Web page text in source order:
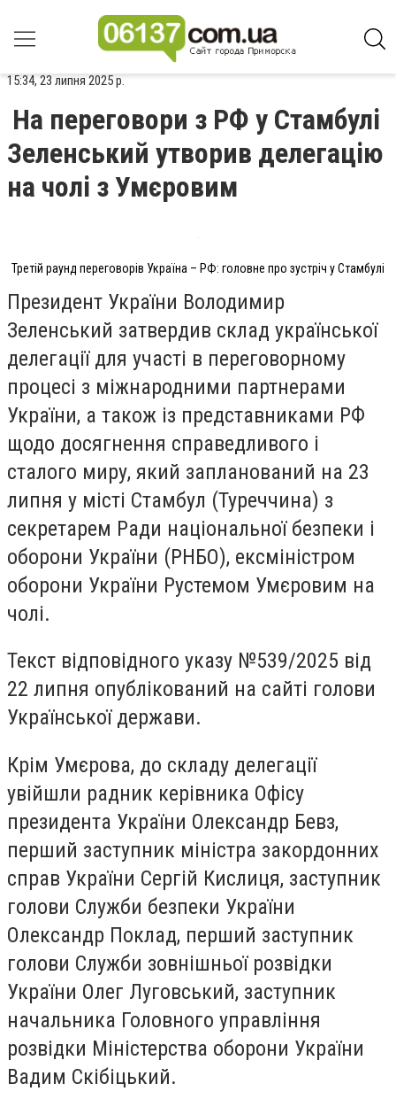
15:34, 23 липня 2025 р.
На переговори з РФ у Стамбулі
Зеленський утворив делегацію
на чолі з Умєровим
Третій раунд переговорів Україна – РФ: головне про зустріч у Стамбулі
Президент України Володимир
Зеленський затвердив склад української
делегації для участі в переговорному
процесі з міжнародними партнерами
України, а також із представниками РФ
щодо досягнення справедливого і
сталого миру, який запланований на 23
липня у місті Стамбул (Туреччина) з
секретарем Ради національної безпеки і
оборони України (РНБО), ексміністром
оборони України Рустемом Умєровим на
чолі.
Текст відповідного указу №539/2025 від
22 липня опублікований на сайті голови
Української держави.
Крім Умєрова, до складу делегації
увійшли радник керівника Офісу
президента України Олександр Бевз,
перший заступник міністра закордонних
справ України Сергій Кислиця, заступник
голови Служби безпеки України
Олександр Поклад, перший заступник
голови Служби зовнішньої розвідки
України Олег Луговський, заступник
начальника Головного управління
розвідки Міністерства оборони України
Вадим Скібіцький.